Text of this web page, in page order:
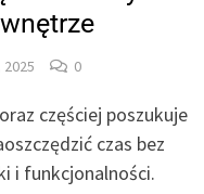
0
częściej poszukuje
czas bez
i funkcjonalności.